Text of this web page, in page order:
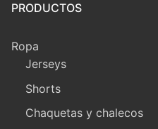
PRODUCTOS
Ropa
Jerseys
Shorts
Chaquetas y chalecos